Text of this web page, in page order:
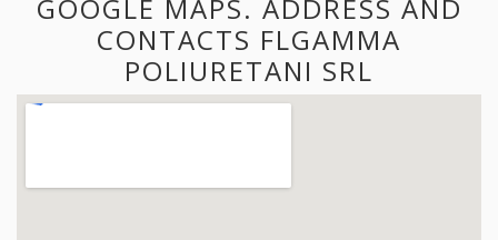
GOOGLE MAPS. ADDRESS AND
CONTACTS FLGAMMA
POLIURETANI SRL